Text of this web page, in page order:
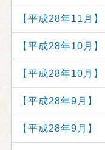
【平成28年11
【平成28年10
【平成28年10
【平成28年9月
【平成28年9月